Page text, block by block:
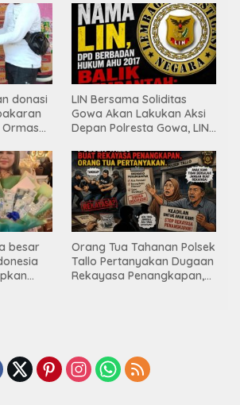
donasi
Ormas
LIN Bersama Soliditas
Gowa Akan Lakukan Aksi
Depan Polresta Gowa, LIN
Ge’eran Nama
Lembaganya Di Catut
besar
Orang Tua Tahanan Polsek
Tallo Pertanyakan Dugaan
Rekayasa Penangkapan,